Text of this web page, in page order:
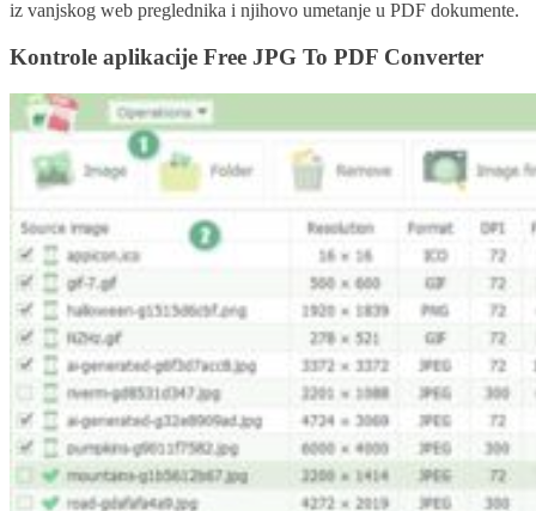
iz vanjskog web preglednika i njihovo umetanje u PDF dokumente.
Kontrole aplikacije Free JPG To PDF Converter